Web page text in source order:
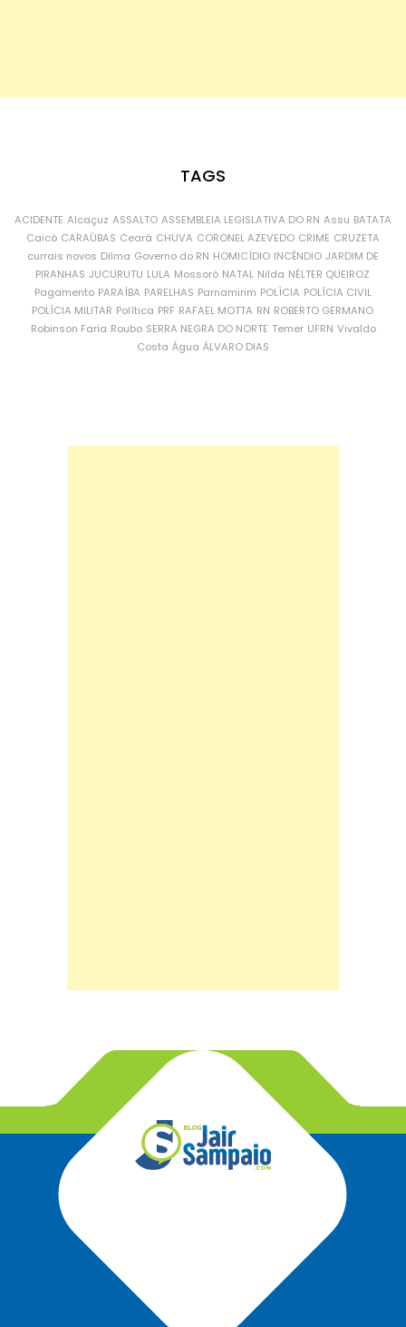
TAGS
ACIDENTE Alcaçuz ASSALTO ASSEMBLEIA LEGISLATIVA DO RN Assu BATATA
Caicó CARAÚBAS Ceará CHUVA CORONEL AZEVEDO CRIME CRUZETA
currais novos Dilma Governo do RN HOMICÍDIO INCÊNDIO JARDIM DE
PIRANHAS JUCURUTU LULA Mossoró NATAL Nilda NÉLTER QUEIROZ
Pagamento PARAÍBA PARELHAS Parnamirim POLÍCIA POLÍCIA CIVIL
POLÍCIA MILITAR Política PRF RAFAEL MOTTA RN ROBERTO GERMANO
Robinson Faria Roubo SERRA NEGRA DO NORTE Temer UFRN Vivaldo
Costa Água ÁLVARO DIAS